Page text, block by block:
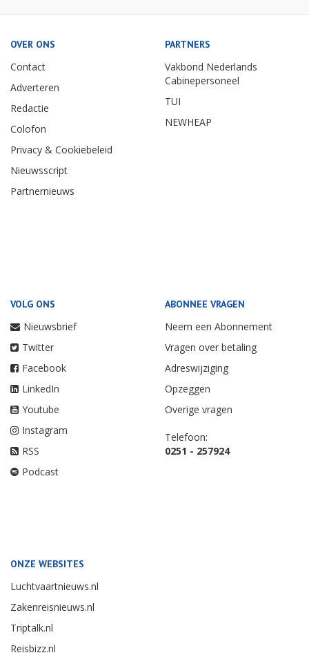
OVER ONS
Contact
Adverteren
Redactie
Colofon
Privacy & Cookiebeleid
Nieuwsscript
Partnernieuws
PARTNERS
Vakbond Nederlands
Cabinepersoneel
TUI
NEWHEAP
VOLG ONS
Nieuwsbrief
Twitter
Facebook
LinkedIn
Youtube
Instagram
RSS
Podcast
ABONNEE VRAGEN
Neem een Abonnement
Vragen over betaling
Adreswijziging
Opzeggen
Overige vragen
Telefoon:
0251 - 257924
ONZE WEBSITES
Luchtvaartnieuws.nl
Zakenreisnieuws.nl
Triptalk.nl
Reisbizz.nl